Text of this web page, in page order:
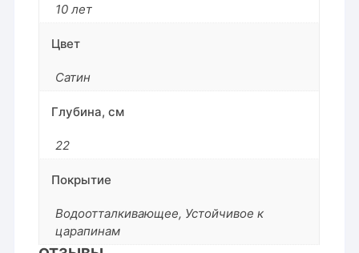
10 лет
Цвет
Сатин
Глубина, см
22
Покрытие
Водоотталкивающее, Устойчивое к
царапинам